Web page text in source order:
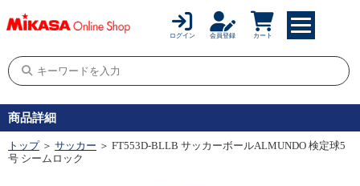
ログイン 会員登録 カート
商品詳細
トップ ＞ サッカー ＞ FT553D-BLLB サッカーボールALMUNDO 検定球5
号 シームロック